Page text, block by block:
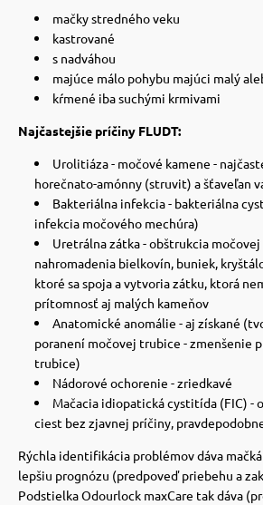
mačky stredného veku
kastrované
s nadváhou
majúce málo pohybu majúci malý
kŕmené iba suchými krmivami
Najčastejšie príčiny FLUDT:
Urolitiáza - močové kamene -
horečnato-amónny (struvit) a šťaveľan
Bakteriálna infekcia - bakteriálna
infekcia močového mechúra)
Uretrálna zátka - obštrukcia
nahromadenia bielkovín, buniek,
ktoré sa spoja a vytvoria zátku, ktorá
prítomnosť aj malých kameňov
Anatomické anomálie - aj získané
poranení močovej trubice - zmenšenie
trubice)
Nádorové ochorenie - zriedkavé
Mačacia idiopatická cystitída (FIC) -
ciest bez zjavnej príčiny,
Rýchla identifikácia problémov dáva
lepšiu prognózu (predpoveď priebehu a
Podstielka Odourlock maxCare tak dáva